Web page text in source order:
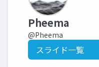
Pheema
@Pheema
スライド一覧